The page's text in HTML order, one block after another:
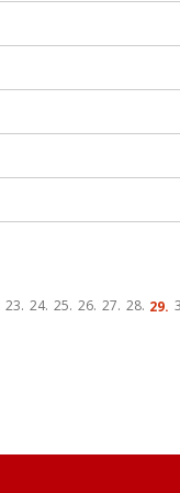
23. 24. 25. 26. 27. 28. 29.